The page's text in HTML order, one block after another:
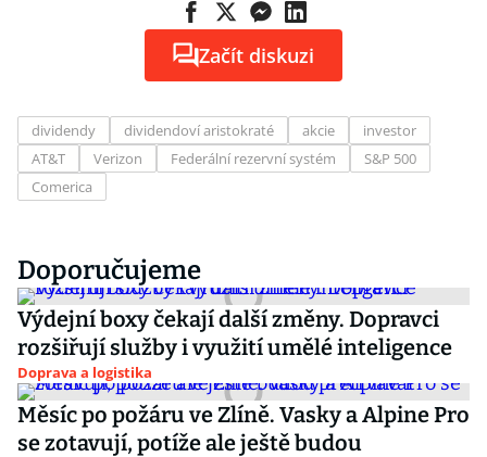
Začít diskuzi
dividendy dividendoví aristokraté akcie
investor
AT&T
Verizon Federální rezervní systém
S&P 500
Comerica
Doporučujeme
Výdejní boxy čekají další změny. Dopravci
rozšiřují služby i využití umělé inteligence
Doprava a logistika
Měsíc po požáru ve Zlíně. Vasky a Alpine Pro
se zotavují, potíže ale ještě budou